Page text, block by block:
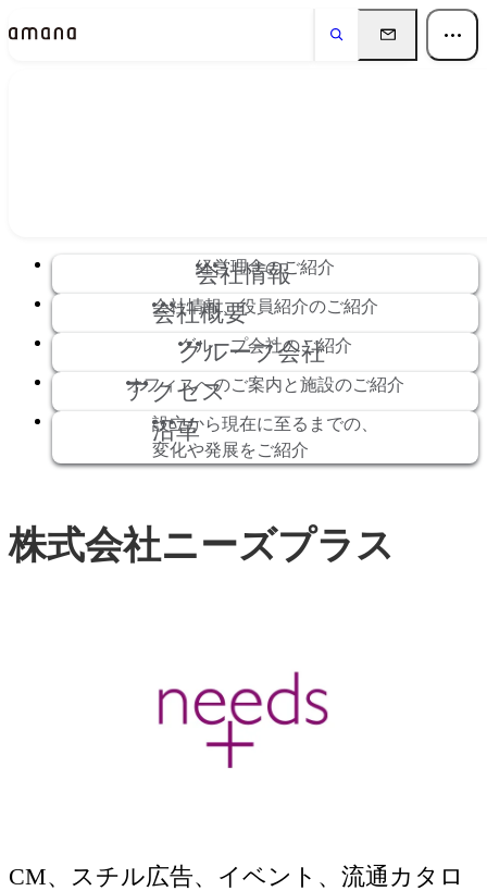
会社情報
経営理念のご紹介
会社概要
会社情報、役員紹介のご紹介
グループ会社
グループ会社のご紹介
アクセス
オフィスへのご案内と施設のご紹介
沿革
設立から現在に至るまでの、
変化や発展をご紹介
株式会社ニーズプラス
CM、スチル広告、イベント、流通カタロ